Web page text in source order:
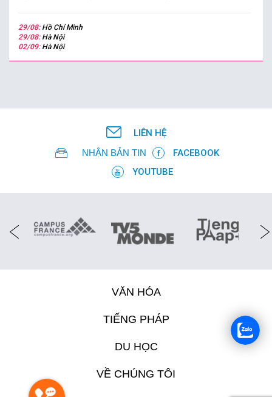
29/08: Hồ Chí Minh
29/08: Hà Nội
02/09: Hà Nội
LIÊN HỆ
NHẬN BẢN TIN
FACEBOOK
YOUTUBE
VĂN HÓA
TIẾNG PHÁP
DU HỌC
VỀ CHÚNG TÔI